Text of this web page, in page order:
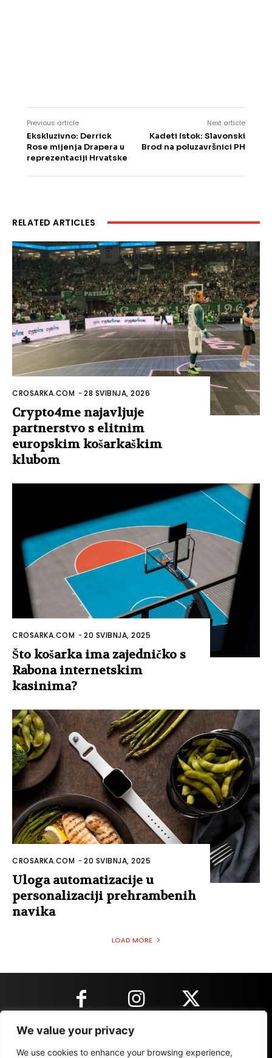
We value your privacy
We use cookies to enhance your browsing experience,
Previous article
Ekskluzivno: Derrick
Rose mijenja Drapera u
reprezentaciji Hrvatske
Next article
Kadeti Istok: Slavonski
Brod na poluzavršnici PH
RELATED ARTICLES
CROSARKA.COM -28 SVIBNJA, 2026
Crypto4me najavljuje
partnerstvo s elitnim
europskim košarkaškim
klubom
CROSARKA.COM -20 SVIBNJA, 2025
Što košarka ima zajedničko s
Rabona internetskim
kasinima?
CROSARKA.COM -20 SVIBNJA, 2025
Uloga automatizacije u
personalizaciji prehrambenih
navika
LOAD MORE
KONTAKT INFORMACIJE